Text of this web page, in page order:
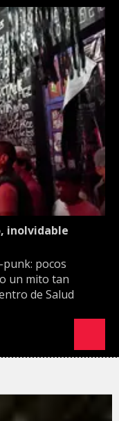
inolvidable
pocos
un mito tan
de Salud